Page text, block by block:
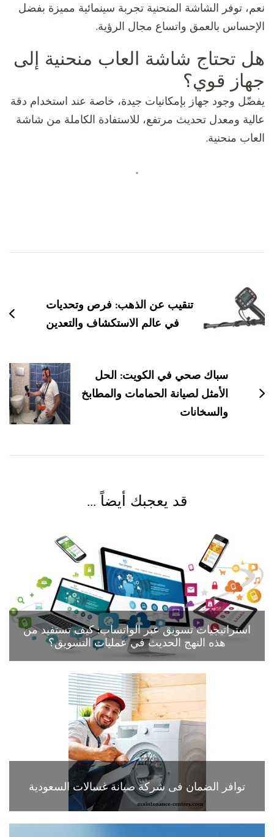
نعم، توفر الشاشة المنحنية تجربة سينمائية مميزة بفضل
الإحساس بالعمق واتساع مجال الرؤية.
هل تحتاج شاشة العاب منحنية إلى
جهاز قوي؟
يفضّل وجود جهاز بإمكانيات جيدة، خاصة عند استخدام دقة
عالية ومعدل تحديث مرتفع، للاستفادة الكاملة من شاشة
العاب منحنية.
بين
التدويناتتنقيب عن الذهب: فرص وتحديات
في عالم الاستكشاف والتعدين
سباك صحي في الكويت: الحل
الأمثل لصيانة الحمامات والمطابخ
والسخانات
قد يعجبك أيضاً ...
استراتيجيات تسويق عبر الواتساب: كيف تستفيد من
هذه النهج الحديث في عمليات التسويق؟
توافر الضمان فى شركة صيانة غسالات السعودية